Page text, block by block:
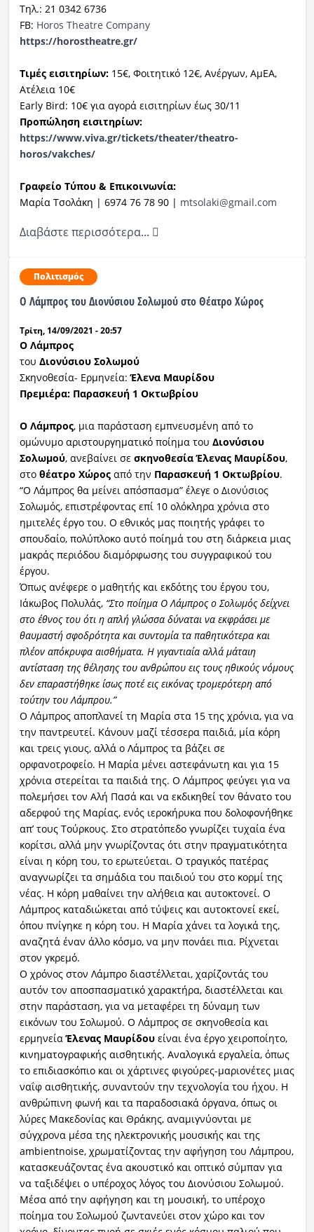
Τηλ.: 21 0342 6736
FB: Horos Theatre Company
https://horostheatre.gr/
Τιμές εισιτηρίων:15€, Φοιτητικό 12€, Ανέργων, ΑμΕΑ,
Ατέλεια 10€
Early Bird: 10€ για αγορά εισιτηρίων έως 30/11
Προπώληση εισιτηρίων:
https://www.viva.gr/tickets/theater/theatro-
horos/vakches/
Γραφείο Τύπου & Επικοινωνία:
Μαρία Τσολάκη | 6974 76 78 90 | mtsolaki@gmail.com
Διαβάστε περισσότερα...
Πολιτισμός
Ο Λάμπρος του Διονύσιου Σολωμού στο Θέατρο Χώρος
Τρίτη, 14/09/2021 - 20:57
Ο Λάμπρος
του Διονύσιου Σολωμού
Σκηνοθεσία- Ερμηνεία: Έλενα Μαυρίδου
Πρεμιέρα: Παρασκευή 1 Οκτωβρίου
Ο Λάμπρος, μια παράσταση εμπνευσμένη από το
ομώνυμο αριστουργηματικό ποίημα του Διονύσιου
Σολωμού, ανεβαίνει σε σκηνοθεσία Έλενας Μαυρίδου,
στο θέατρο Χώροςαπό την Παρασκευή 1 Οκτωβρίου.
“Ο Λάμπρος θα μείνει απόσπασμα” έλεγε ο Διονύσιος
Σολωμός, επιστρέφοντας επί 10 ολόκληρα χρόνια στο
ημιτελές έργο του. Ο εθνικός μας ποιητής γράφει το
σπουδαίο, πολύπλοκο αυτό ποίημά του στη διάρκεια μιας
μακράς περιόδου διαμόρφωσης του συγγραφικού του
έργου.
Όπως ανέφερε ο μαθητής και εκδότης του έργου του,
Iάκωβος Πολυλάς, “Στο ποίημα Ο Λάμπρος ο Σολωμός δείχνει
στο έθνος του ότι η απλή γλώσσα δύναται να εκφράσει με
θαυμαστή σφοδρότητα και συντομία τα παθητικότερα και
πλέον απόκρυφα αισθήματα. Η γιγαντιαία αλλά μάταιη
αντίσταση της θέλησης του ανθρώπου εις τους ηθικούς νόμους
δεν επαραστήθηκε ίσως ποτέ εις εικόνας τρομερότερη από
τούτην του Λάμπρου.”
Ο Λάμπρος αποπλανεί τη Μαρία στα 15 της χρόνια, για να
την παντρευτεί. Κάνουν μαζί τέσσερα παιδιά, μία κόρη
και τρεις γιους, αλλά ο Λάμπρος τα βάζει σε
ορφανοτροφείο. Η Μαρία μένει αστεφάνωτη και για 15
χρόνια στερείται τα παιδιά της. Ο Λάμπρος φεύγει για να
πολεμήσει τον Αλή Πασά και να εκδικηθεί τον θάνατο του
αδερφού της Μαρίας, ενός ιεροκήρυκα που δολοφονήθηκε
απ’ τους Τούρκους. Στο στρατόπεδο γνωρίζει τυχαία ένα
κορίτσι, αλλά μην γνωρίζοντας ότι στην πραγματικότητα
είναι η κόρη του, το ερωτεύεται. Ο τραγικός πατέρας
αναγνωρίζει τα σημάδια του παιδιού του στο κορμί της
νέας. Η κόρη μαθαίνει την αλήθεια και αυτοκτονεί. Ο
Λάμπρος καταδιώκεται από τύψεις και αυτοκτονεί εκεί,
όπου πνίγηκε η κόρη του. Η Μαρία χάνει τα λογικά της,
αναζητά έναν άλλο κόσμο, να μην πονάει πια. Ρίχνεται
στον γκρεμό.
Ο χρόνος στον Λάμπρο διαστέλλεται, χαρίζοντάς του
αυτόν τον αποσπασματικό χαρακτήρα, διαστέλλεται και
στην παράσταση, για να μεταφέρει τη δύναμη των
εικόνων του Σολωμού. Ο Λάμπρος σε σκηνοθεσία και
ερμηνεία Έλενας Μαυρίδουείναι ένα έργο χειροποίητο,
κινηματογραφικής αισθητικής. Αναλογικά εργαλεία, όπως
το επιδιασκόπιο και οι χάρτινες φιγούρες-μαριονέτες μιας
ναΐφ αισθητικής, συναντούν την τεχνολογία του ήχου. Η
ανθρώπινη φωνή και τα παραδοσιακά όργανα, όπως οι
λύρες Μακεδονίας και Θράκης, αναμιγνύονται με
σύγχρονα μέσα της ηλεκτρονικής μουσικής και της
ambientnoise, χρωματίζοντας την αφήγηση του Λάμπρου,
κατασκευάζοντας ένα ακουστικό και οπτικό σύμπαν για
να ταξιδέψει ο υπέροχος λόγος του Διονύσιου Σολωμού.
Μέσα από την αφήγηση και τη μουσική, το υπέροχο
ποίημα του Σολωμού ζωντανεύει στον χώρο και τον